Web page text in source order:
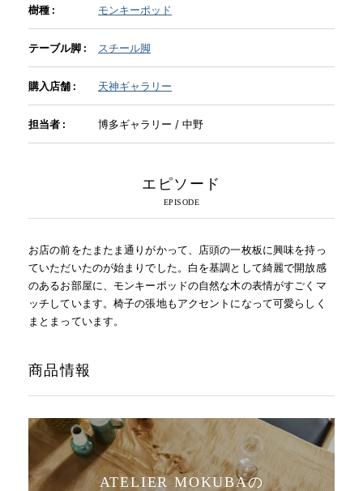
MOKUBA CHANNEL
よくあるご質問
樹種 : モンキーポッド
テーブル脚 : スチール脚
購入店舗 : 天神ギャラリー
担当者 : 博多ギャラリー / 中野
エピソード
お店の前をたまたま通りがかって、店頭の一枚板に興味を持っ
ていただいたのが始まりでした。白を基調として綺麗で開放感
のあるお部屋に、モンキーポッドの自然な木の表情がすごくマ
ッチしています。椅子の張地もアクセントになって可愛らしく
まとまっています。
商品情報
ATELIER MOKUBAの